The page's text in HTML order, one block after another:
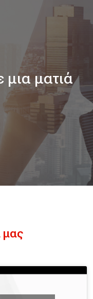
μια ματιά
μας